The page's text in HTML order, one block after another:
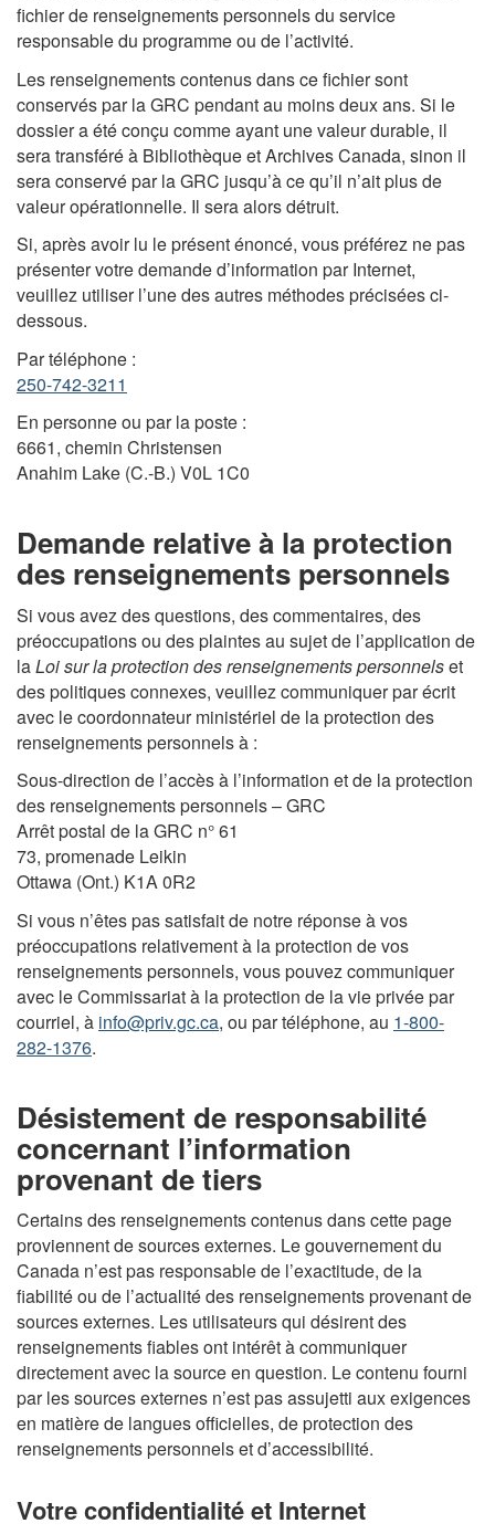
fichier de renseignements personnels du service
responsable du programme ou de l’activité.
Les renseignements contenus dans ce fichier sont
conservés par la GRC pendant au moins deux ans. Si le
dossier a été conçu comme ayant une valeur durable, il
sera transféré à Bibliothèque et Archives Canada, sinon il
sera conservé par la GRC jusqu’à ce qu’il n’ait plus de
valeur opérationnelle. Il sera alors détruit.
Si, après avoir lu le présent énoncé, vous préférez ne pas
présenter votre demande d’information par Internet,
veuillez utiliser l’une des autres méthodes précisées ci-
dessous.
Par téléphone :
250-742-3211
En personne ou par la poste :
6661, chemin Christensen
Anahim Lake (C.-B.) V0L 1C0
Demande relative à la protection
des renseignements personnels
Si vous avez des questions, des commentaires, des
préoccupations ou des plaintes au sujet de l’application de
laLoi sur la protection des renseignements personnelset
des politiques connexes, veuillez communiquer par écrit
avec le coordonnateur ministériel de la protection des
renseignements personnels à :
Sous-direction de l’accès à l’information et de la protection
des renseignements personnels – GRC
Arrêt postal de la GRC n° 61
73, promenade Leikin
Ottawa (Ont.) K1A 0R2
Si vous n’êtes pas satisfait de notre réponse à vos
préoccupations relativement à la protection de vos
renseignements personnels, vous pouvez communiquer
avec le Commissariat à la protection de la vie privée par
courriel, à info@priv.gc.ca, ou par téléphone, au 1-800-
282-1376.
Désistement de responsabilité
concernant l’information
provenant de tiers
Certains des renseignements contenus dans cette page
proviennent de sources externes. Le gouvernement du
Canada n’est pas responsable de l’exactitude, de la
fiabilité ou de l’actualité des renseignements provenant de
sources externes. Les utilisateurs qui désirent des
renseignements fiables ont intérêt à communiquer
directement avec la source en question. Le contenu fourni
par les sources externes n’est pas assujetti aux exigences
en matière de langues officielles, de protection des
renseignements personnels et d’accessibilité.
Votre confidentialité et Internet